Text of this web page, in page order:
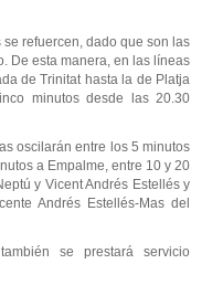
refuercen, dado que son las
De esta manera, en las líneas
de Trinitat hasta la de Platja
minutos desde las 20.30
oscilarán entre los 5 minutos
a Empalme, entre 10 y 20
y Vicent Andrés Estellés y
Andrés Estellés-Mas del
se prestará servicio